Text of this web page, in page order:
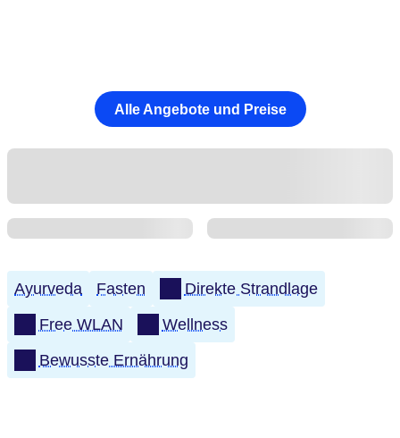
Alle Angebote und Preise
Ayurveda Fasten
Direkte Strandlage
Free WLAN
Wellness
Bewusste Ernährung